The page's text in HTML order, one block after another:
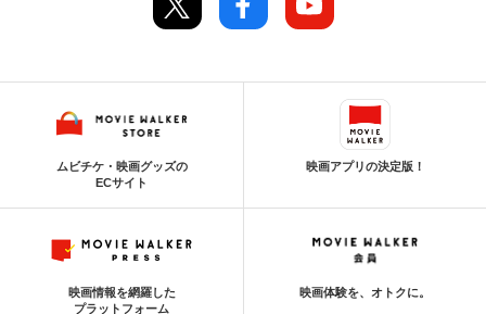
ムビチケ・映画グッズの
ECサイト
映画アプリの決定版！
映画情報を網羅した
プラットフォーム
映画体験を、オトクに。